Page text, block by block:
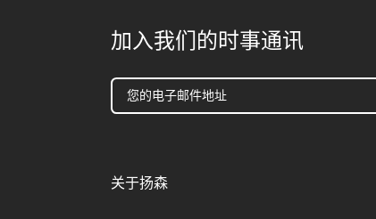
加入我们的时事通讯
关于扬森